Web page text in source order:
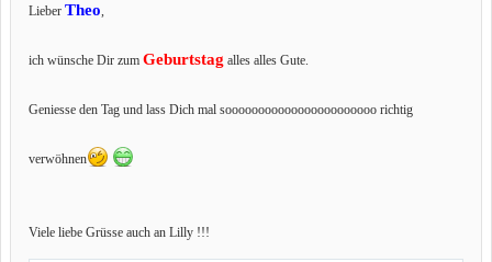
Lieber Theo,
ich wünsche Dir zum Geburtstag alles alles Gute.
Geniesse den Tag und lass Dich mal sooooooooooooooooooooooo richtig
verwöhnen
Viele liebe Grüsse auch an Lilly !!!